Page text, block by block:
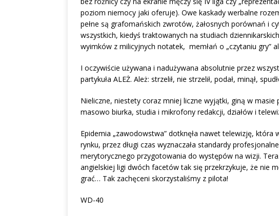
poziom niemocy jaki oferuje). Owe kaskady werbalne
pełne są grafomańskich zwrotów, żałosnych porównań i
wszystkich, kiedyś traktowanych na studiach
wyimków z milicyjnych notatek, memłań o „czytaniu gry”
I oczywiście używana i nadużywana absolutnie przez
partykuła ALEŻ. Ależ: strzelił, nie strzelił, podał, minął,
Nieliczne, niestety coraz mniej liczne wyjątki, giną w
masowo biurka, studia i mikrofony redakcji, działów i
Epidemia „zawodowstwa” dotknęła nawet telewizję,
rynku, przez długi czas wyznaczała standardy
merytorycznego przygotowania do występów na wizji.
angielskiej ligi dwóch facetów tak się przekrzykuje, że nie
grać… Tak zachęceni skorzystaliśmy z pilota!
WD-40